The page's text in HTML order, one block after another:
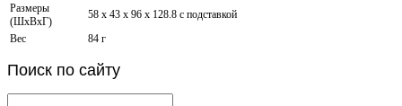
Размеры
(ШxВxГ)
58 х 43 х 96 x 128.8 с подставкой
Вес
84 г
Поиск по сайту